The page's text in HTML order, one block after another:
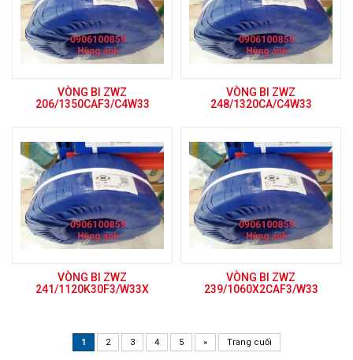
VÒNG BI ZWZ
206/1350CAF3/C4W33
VÒNG BI ZWZ
248/1320CA/C4W33
VÒNG BI ZWZ
241/1120K30F3/W33X
VÒNG BI ZWZ
239/1060X2CAF3/W33
1 2 3 4 5 » Trang cuối